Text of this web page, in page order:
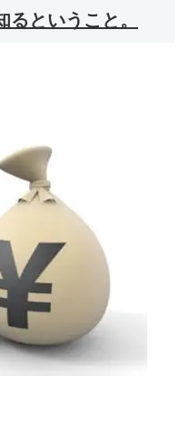
ということ。